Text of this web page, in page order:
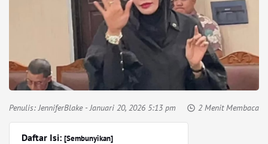
Penulis:JenniferBlake- Januari 20, 2026 5:13 pm 2 Menit Membaca
Daftar Isi: [Sembunyikan]